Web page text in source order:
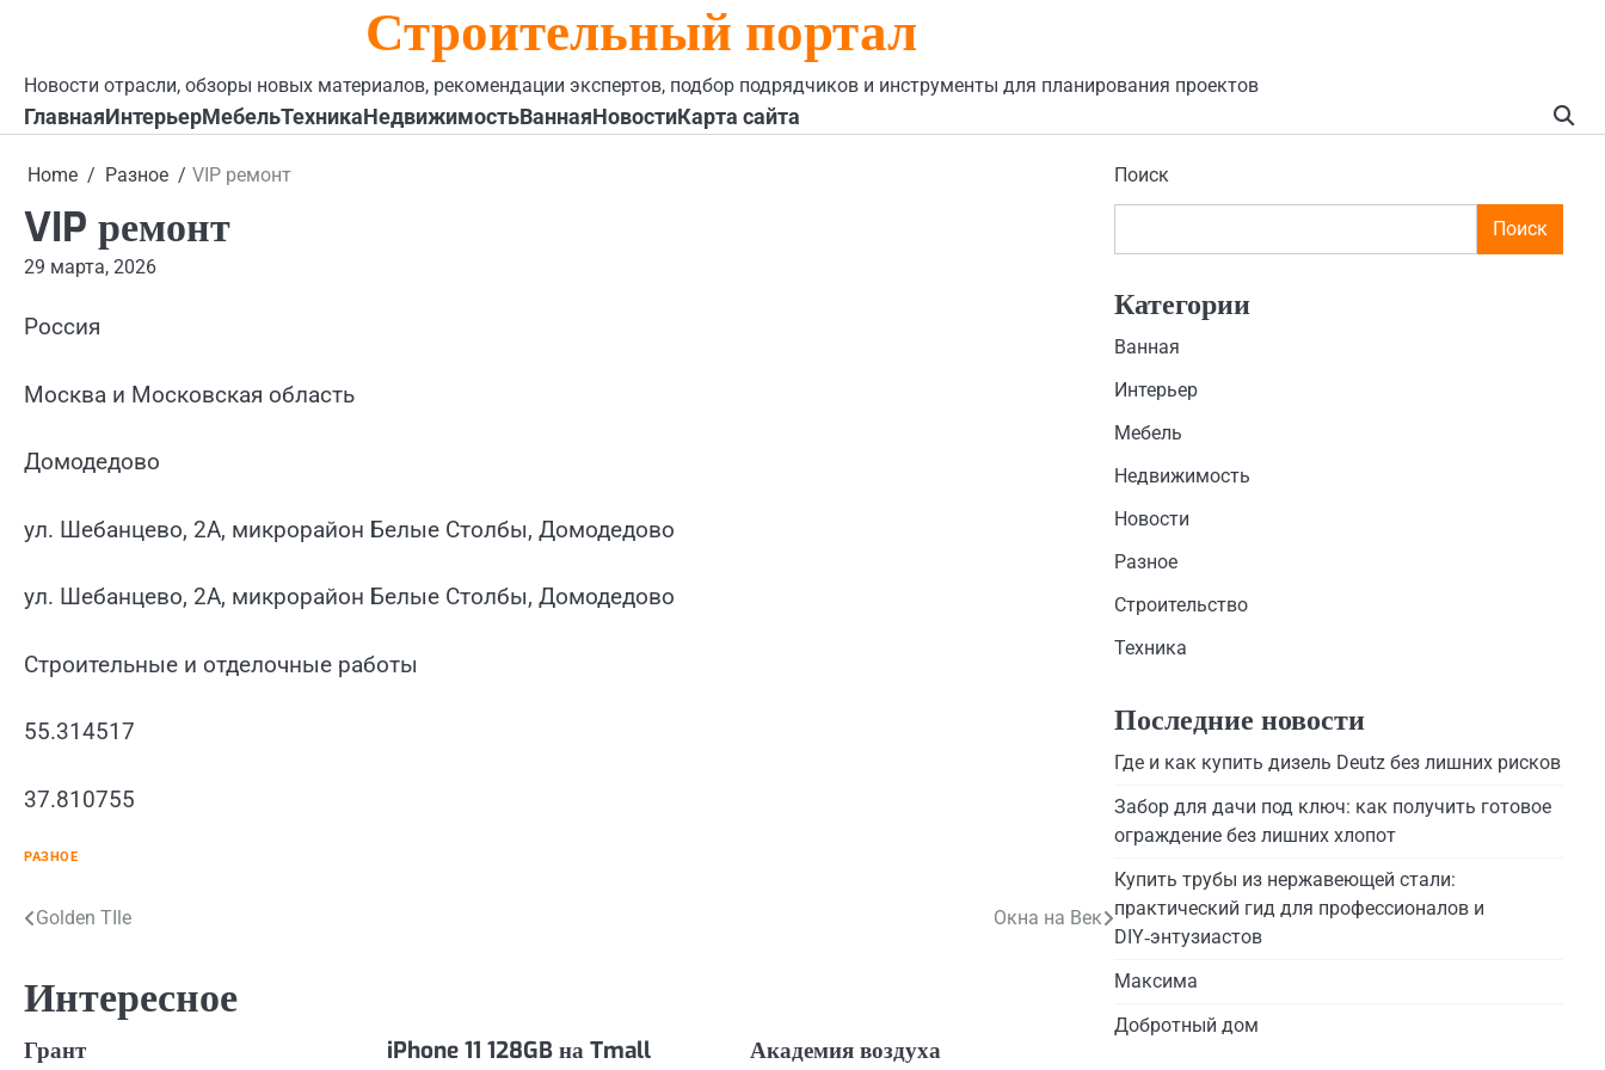
Строительный портал
Новости отрасли, обзоры новых материалов, рекомендации экспертов, подбор подрядчиков и инструменты для планирования проектов
ГлавнаяИнтерьерМебельТехникаНедвижимостьВаннаяНовостиКарта сайта
Home Разное VIP ремонт
VIP ремонт
29 марта, 2026
Россия
Москва и Московская область
Домодедово
ул. Шебанцево, 2А, микрорайон Белые Столбы, Домодедово
ул. Шебанцево, 2А, микрорайон Белые Столбы, Домодедово
Строительные и отделочные работы
55.314517
37.810755
РАЗНОЕ
Навигация
записям
Golden TIle Окна на Век
Интересное
Грант iPhone 11 128GB на Tmall Академия воздуха
Поиск
Поиск
Категории
Ванная
Интерьер
Мебель
Недвижимость
Новости
Разное
Строительство
Техника
Последние новости
Где и как купить дизель Deutz без лишних рисков
Забор для дачи под ключ: как получить готовое
ограждение без лишних хлопот
Купить трубы из нержавеющей стали:
практический гид для профессионалов и
DIY‑энтузиастов
Максима
Добротный дом